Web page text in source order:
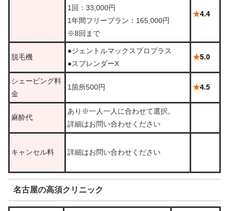
1回：33,000円
1年間フリープラン：165,000円
※8回まで
★4.4
脱毛機
●ジェントルマックスプロプラス
●スプレンダーX
★5.0
シェービング料
金
1箇所500円 ★4.5
麻酔代
あり※一人一人に合わせて選択。
詳細はお問い合わせください
キャンセル料 詳細はお問い合わせください
名古屋の高須クリニック